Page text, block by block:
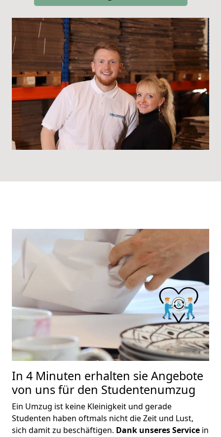
In 4 Minuten erhalten sie Angebote
von uns für den Studentenumzug
Ein Umzug ist keine Kleinigkeit und gerade
Studenten haben oftmals nicht die Zeit und Lust,
sich damit zu beschäftigen. Dank unseres Service in